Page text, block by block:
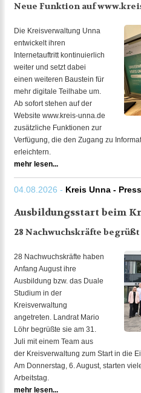
Neue Funktion auf
Die Kreisverwaltung Unna
entwickelt ihren
Internetauftritt kontinuierlich
weiter und setzt dabei
einen weiteren Baustein für
mehr digitale Teilhabe um.
Ab sofort stehen auf der
Website www.kreis-unna.de
zusätzliche Funktionen zur
Verfügung, die den Zugang zu
erleichtern.
mehr lesen...
04.08.2026 - Kreis Unna -
Ausbildungsstart beim
28 Nachwuchskräfte begrüßt
28 Nachwuchskräfte haben
Anfang August ihre
Ausbildung bzw. das Duale
Studium in der
Kreisverwaltung
angetreten. Landrat Mario
Löhr begrüßte sie am 31.
Juli mit einem Team aus
der Kreisverwaltung zum Start in die
Am Donnerstag, 6. August, starten
Arbeitstag.
mehr lesen...